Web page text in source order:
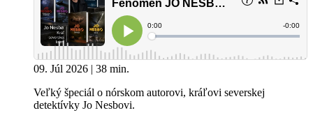
09. Júl 2026 | 38 min.
Veľký špeciál o nórskom autorovi, kráľovi severskej
detektívky Jo Nesbovi.